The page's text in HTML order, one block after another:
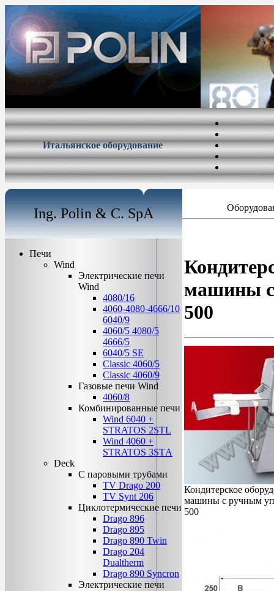
Итальянское оборудование
Ing. Polin & C. SpA
машины
500
Кондитерское
машины с ручным
500
Печи
Wind
Электрические печи
Wind
4080/16
4060-4080-4666/10
6040/9
4060/5 4080/5
4666/5
6040/5 SE
Classic 4060/5
Classic 4060/9
Газовые печи Wind
4060/8
Комбинированные печи
Wind 6040 +
STRATOS 2STL
Wind 4060 +
STRATOS 3STА
Deck
C паровыми трубами
TV Drago 200
TV Synt 206
Циклотермические печи
Drago 896
Drago 895
Drago 890 Twin
Drago 204
Dualtherm
Drago 890 Syncron
Электрические печи